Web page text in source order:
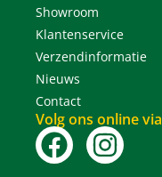
Showroom
Klantenservice
Verzendinformatie
Nieuws
Contact
Volg ons online via